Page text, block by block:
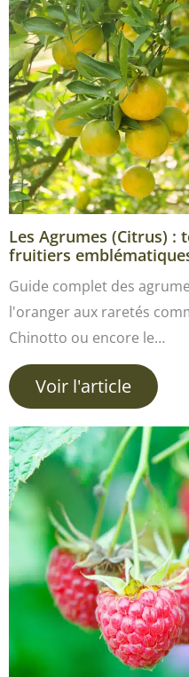
Les Agrumes (Citrus) :
fruitiers
Guide complet des
l'oranger aux raretés
Chinotto ou encore le…
Voir l'article